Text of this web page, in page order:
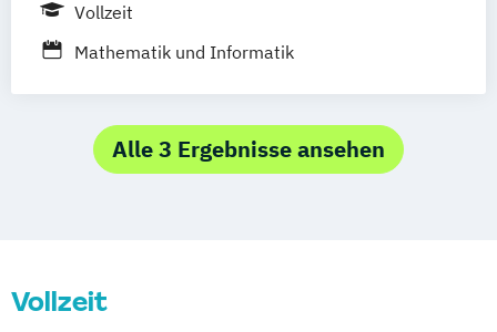
Vollzeit
Mathematik und Informatik
Alle 3 Ergebnisse ansehen
Vollzeit